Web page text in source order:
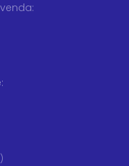
:
: